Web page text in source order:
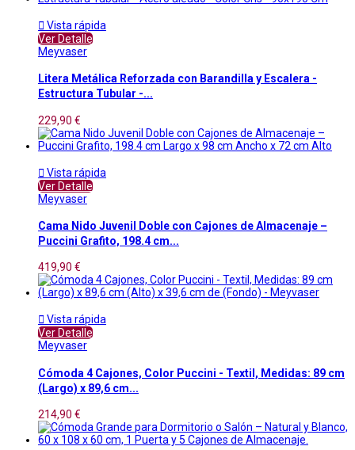
 Vista rápida
Ver Detalle
Meyvaser
Litera Metálica Reforzada con Barandilla y Escalera -
Estructura Tubular -...
229,90 €
 Vista rápida
Ver Detalle
Meyvaser
Cama Nido Juvenil Doble con Cajones de Almacenaje –
Puccini Grafito, 198.4 cm...
419,90 €
 Vista rápida
Ver Detalle
Meyvaser
Cómoda 4 Cajones, Color Puccini - Textil, Medidas: 89 cm
(Largo) x 89,6 cm...
214,90 €